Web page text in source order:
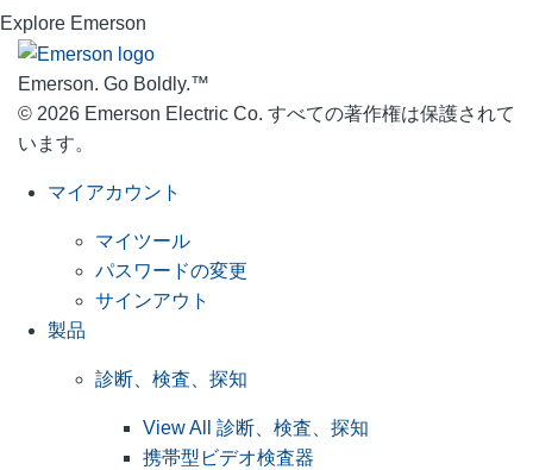
Explore Emerson
Emerson. Go Boldly.™
© 2026 Emerson Electric Co. すべての著作権は保護されて
います。
マイアカウント
マイツール
パスワードの変更
サインアウト
製品
診断、検査、探知
View All 診断、検査、探知
携帯型ビデオ検査器